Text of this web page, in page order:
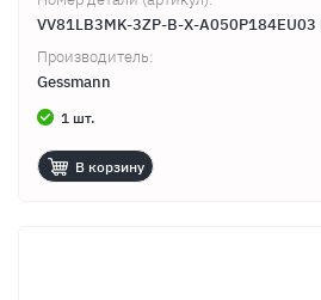
VV81LB3MK-3ZP-B-X-A050P184EU03
Производитель:
Gessmann
1 шт.
В корзину